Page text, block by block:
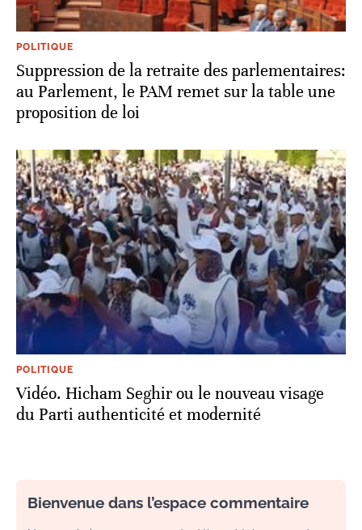
POLITIQUE
Suppression de la retraite des parlementaires:
au Parlement, le PAM remet sur la table une
proposition de loi
POLITIQUE
Vidéo. Hicham Seghir ou le nouveau visage
du Parti authenticité et modernité
Bienvenue dans l’espace commentaire